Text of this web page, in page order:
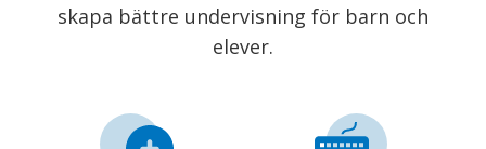
skapa bättre undervisning för barn och
elever.